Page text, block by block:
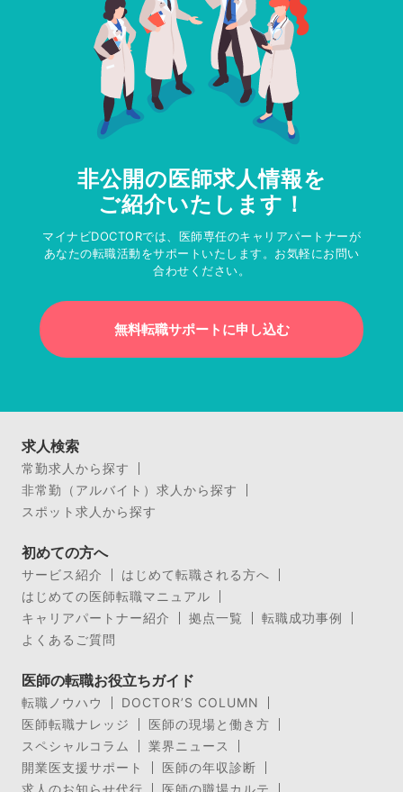
非公開の医師求人情報を
ご紹介いたします！
マイナビDOCTORでは、医師専任のキャリアパートナーが
あなたの転職活動をサポートいたします。お気軽にお問い
合わせください。
無料転職サポートに申し込む
求人検索
常勤求人から探す
非常勤（アルバイト）求人から探す
スポット求人から探す
初めての方へ
サービス紹介
はじめて転職される方へ
はじめての医師転職マニュアル
キャリアパートナー紹介
拠点一覧
転職成功事例
よくあるご質問
医師の転職お役立ちガイド
転職ノウハウ
DOCTOR’S COLUMN
医師転職ナレッジ
医師の現場と働き方
スペシャルコラム
業界ニュース
開業医支援サポート
医師の年収診断
求人のお知らせ代行
医師の職場カルテ